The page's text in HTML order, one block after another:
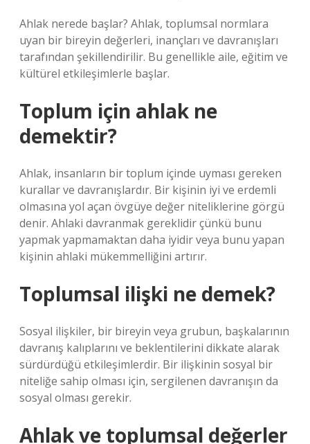
Ahlak nerede başlar? Ahlak, toplumsal normlara
uyan bir bireyin değerleri, inançları ve davranışları
tarafından şekillendirilir. Bu genellikle aile, eğitim ve
kültürel etkileşimlerle başlar.
Toplum için ahlak ne
demektir?
Ahlak, insanların bir toplum içinde uyması gereken
kurallar ve davranışlardır. Bir kişinin iyi ve erdemli
olmasına yol açan övgüye değer niteliklerine görgü
denir. Ahlaki davranmak gereklidir çünkü bunu
yapmak yapmamaktan daha iyidir veya bunu yapan
kişinin ahlaki mükemmelliğini artırır.
Toplumsal ilişki ne demek?
Sosyal ilişkiler, bir bireyin veya grubun, başkalarının
davranış kalıplarını ve beklentilerini dikkate alarak
sürdürdüğü etkileşimlerdir. Bir ilişkinin sosyal bir
niteliğe sahip olması için, sergilenen davranışın da
sosyal olması gerekir.
Ahlak ve toplumsal değerler